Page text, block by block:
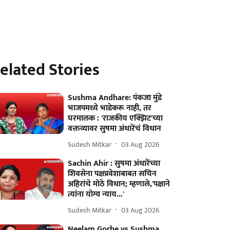
Stories
Sushma Andhare: पंकजा मुंडे
भाजपमध्ये भाडेकरू नाही, तर
घरमालक : 'राजकीय एक्झिट'च्या
वक्तव्यावर सुषमा अंधारेंचं विधान
Sudesh Mitkar 03 Aug 2026
Sachin Ahir : सुषमा अंधारेंच्या
शिवसेना पक्षप्रवेशाबाबत सचिन
अहिरांचे मोठे विधान; म्हणाले,'पक्षाने
त्यांना योग्य न्याय...'
Sudesh Mitkar 03 Aug 2026